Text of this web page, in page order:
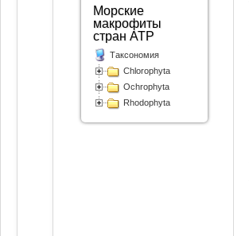
Морские
макрофиты
стран АТР
Таксономия
Chlorophyta
Ochrophyta
Rhodophyta